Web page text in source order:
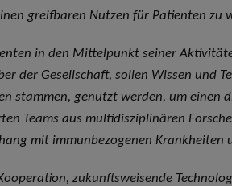
greifbaren Nutzen für Patienten zu
in den Mittelpunkt seiner
der Gesellschaft, sollen Wissen und
stammen, genutzt werden, um einen
Teams aus multidisziplinären
mit immunbezogenen Krankheiten
zukunftsweisende